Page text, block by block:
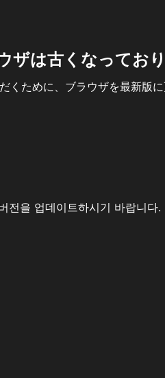
ザは古くなってお
ために、ブラウザを最新版に
전을 업데이트하시기 바랍니다.